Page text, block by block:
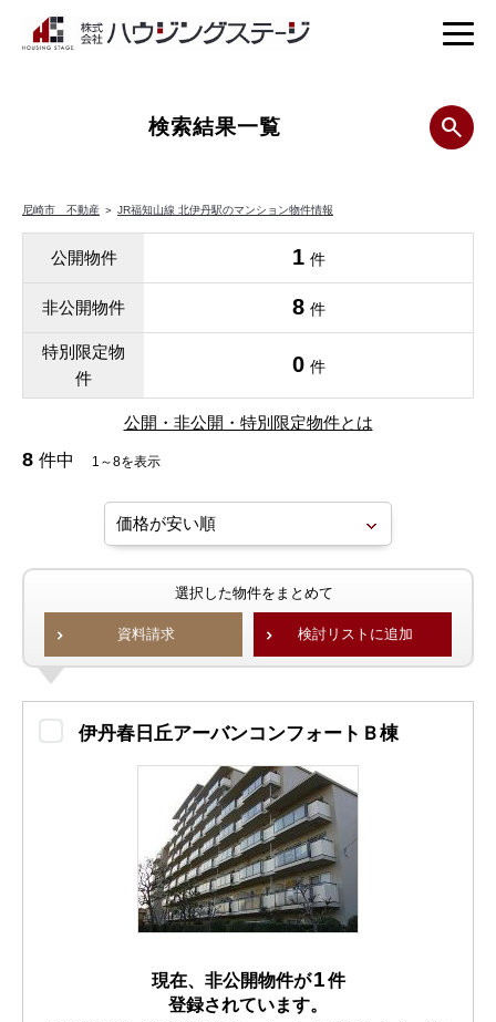
検索結果一覧
尼崎市 不動産 ＞ JR福知山線 北伊丹駅のマンション物件情報
公開物件 1 件
非公開物件 8 件
特別限定物
件
0 件
公開・非公開・特別限定物件とは
8 件中 1～8を表示
選択した物件をまとめて
資料請求 検討リストに追加
伊丹春日丘アーバンコンフォートＢ棟
現在、非公開物件が1件
登録されています。